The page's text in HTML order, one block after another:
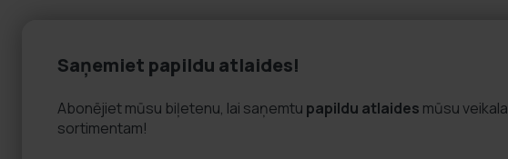
Saņemiet papildu atlaides!
Abonējiet mūsu biļetenu, lai saņemtu papildu atlaides mūsu veikala
sortimentam!